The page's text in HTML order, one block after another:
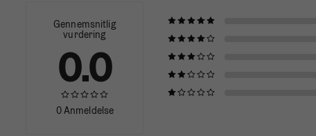
Gennemsnitlig
vurdering
0.0
0 Anmeldelse